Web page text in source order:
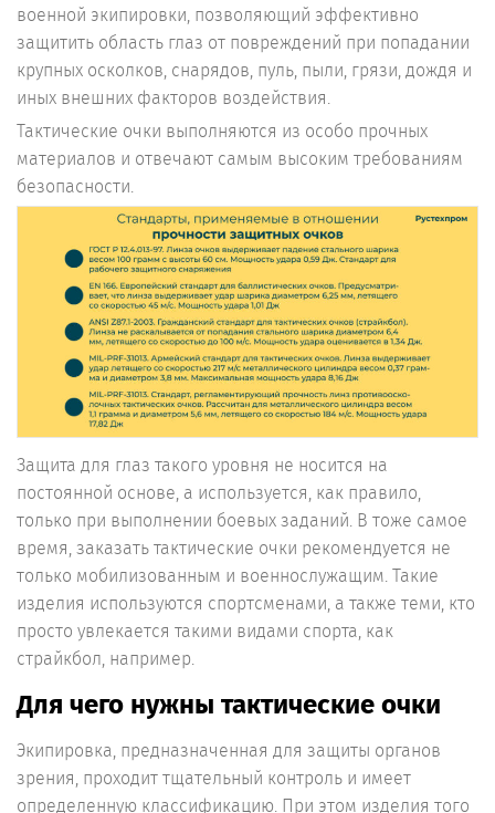
военной экипировки, позволяющий эффективно
защитить область глаз от повреждений при попадании
крупных осколков, снарядов, пуль, пыли, грязи, дождя и
иных внешних факторов воздействия.
Тактические очки выполняются из особо прочных
материалов и отвечают самым высоким требованиям
безопасности.
Защита для глаз такого уровня не носится на
постоянной основе, а используется, как правило,
только при выполнении боевых заданий. В тоже самое
время, заказать тактические очки рекомендуется не
только мобилизованным и военнослужащим. Такие
изделия используются спортсменами, а также теми, кто
просто увлекается такими видами спорта, как
страйкбол, например.
Для чего нужны тактические очки
Экипировка, предназначенная для защиты органов
зрения, проходит тщательный контроль и имеет
определенную классификацию. При этом изделия того